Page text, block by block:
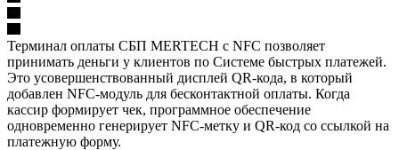
Терминал оплаты СБП MERTECH с NFC позволяет
принимать деньги у клиентов по Системе быстрых платежей.
Это усовершенствованный дисплей QR-кода, в который
добавлен NFC-модуль для бесконтактной оплаты. Когда
кассир формирует чек, программное обеспечение
одновременно генерирует NFC-метку и QR-код со ссылкой на
платежную форму.